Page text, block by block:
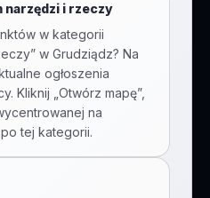
narzędzi i rzeczy
w kategorii
” w Grudziądz? Na
ogłoszenia
Kliknij „Otwórz mapę”,
na
tej kategorii.